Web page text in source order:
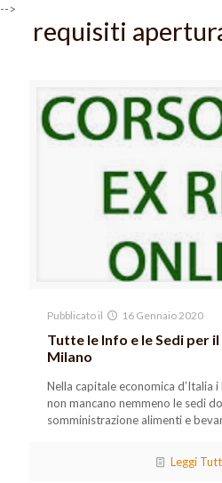
-->
requisiti
Pubblicato il 16 Gennaio 2020
Tutte le Info e le Sedi per il
Milano
Nella capitale economica d’Italia
non mancano nemmeno le sedi
somministrazione alimenti e
Leggi